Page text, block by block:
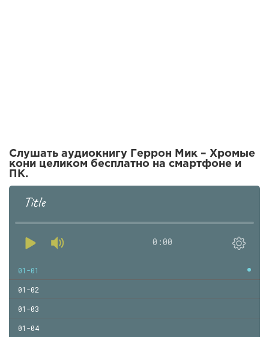
Слушать аудиокнигу Геррон Мик – Хромые
кони целиком бесплатно на смартфоне и
ПК.
Title
0:00
01-01
01-02
01-03
01-04